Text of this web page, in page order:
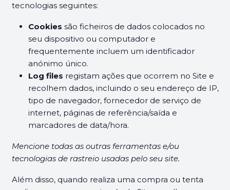
tecnologias seguintes:
Cookies são ficheiros de dados colocados no
seu dispositivo ou computador e
frequentemente incluem um identificador
anónimo único.
Log files registam ações que ocorrem no Site e
recolhem dados, incluindo o seu endereço de IP,
tipo de navegador, fornecedor de serviço de
internet, páginas de referência/saída e
marcadores de data/hora.
Mencione todas as outras ferramentas e/ou
tecnologias de rastreio usadas pelo seu site.
Além disso, quando realiza uma compra ou tenta